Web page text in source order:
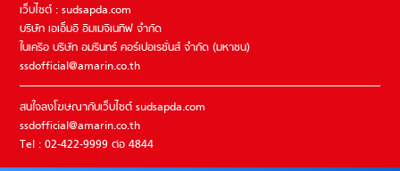
เว็บไซต์ : sudsapda.com
บริษัท เอเอ็มอี อิมเมจิเนทีฟ จำกัด
ในเครือ บริษัท อมรินทร์ คอร์เปอเรชั่นส์ จำกัด (มหาชน)
ssdofficial@amarin.co.th
สนใจลงโฆษณากับเว็บไซต์ sudsapda.com
ssdofficial@amarin.co.th
Tel : 02-422-9999 ต่อ 4844